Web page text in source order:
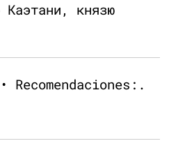
Каэтани, князю
Recomendaciones:.